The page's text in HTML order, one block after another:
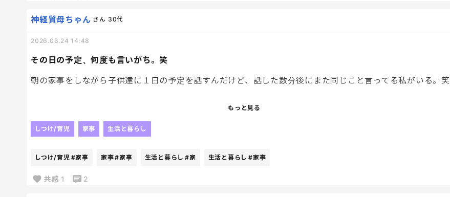
何作ろうかなぁ～
その日の予定、何度も言いがち。笑
神経質母ちゃん さん 30代
2026.06.24 14:48
朝の家事をしながら子供達に１日の予定を話すんだけど、話した数分後にまた同じこと言ってる私がいる。笑
落ち着いて？自分。笑
もっと見る
しつけ/育児 家事 生活と暮らし
しつけ/育児 #家事 家事#家事 生活と暮らし #家 生活と暮らし #家事
共感 1 2